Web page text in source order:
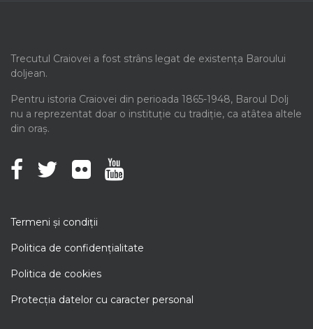
Trecutul Craiovei a fost strâns legat de existența Baroului
doljean.
Pentru istoria Craiovei din perioada 1865-1948, Baroul Dolj
nu a reprezentat doar o instituție cu tradiție, ca atâtea altele
din oraș.
Termeni şi condiţii
Politica de confidenţialitate
Politica de cookies
Protecţia datelor cu caracter personal